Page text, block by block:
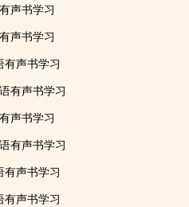
声书学习
声书学习
有声书学习
有声书学习
声书学习
有声书学习
有声书学习
有声书学习